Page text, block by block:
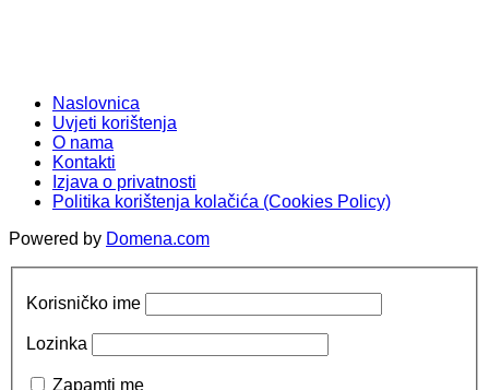
Naslovnica
Uvjeti korištenja
O nama
Kontakti
Izjava o privatnosti
Politika korištenja kolačića (Cookies Policy)
Powered by Domena.com
Korisničko ime
Lozinka
Zapamti me